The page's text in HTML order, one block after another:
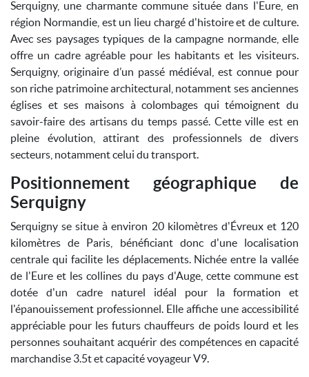
Serquigny, une charmante commune située dans l'Eure, en
région Normandie, est un lieu chargé d'histoire et de culture.
Avec ses paysages typiques de la campagne normande, elle
offre un cadre agréable pour les habitants et les visiteurs.
Serquigny, originaire d’un passé médiéval, est connue pour
son riche patrimoine architectural, notamment ses anciennes
églises et ses maisons à colombages qui témoignent du
savoir-faire des artisans du temps passé. Cette ville est en
pleine évolution, attirant des professionnels de divers
secteurs, notamment celui du transport.
Positionnement géographique de
Serquigny
Serquigny se situe à environ 20 kilomètres d'Évreux et 120
kilomètres de Paris, bénéficiant donc d'une localisation
centrale qui facilite les déplacements. Nichée entre la vallée
de l'Eure et les collines du pays d'Auge, cette commune est
dotée d'un cadre naturel idéal pour la formation et
l'épanouissement professionnel. Elle affiche une accessibilité
appréciable pour les futurs chauffeurs de poids lourd et les
personnes souhaitant acquérir des compétences en capacité
marchandise 3.5t et capacité voyageur V9.